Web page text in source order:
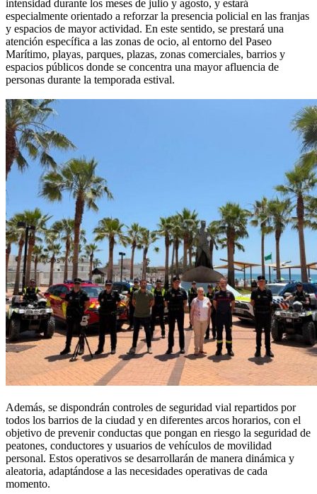
intensidad durante los meses de julio y agosto, y estará
especialmente orientado a reforzar la presencia policial en las franjas
y espacios de mayor actividad. En este sentido, se prestará una
atención específica a las zonas de ocio, al entorno del Paseo
Marítimo, playas, parques, plazas, zonas comerciales, barrios y
espacios públicos donde se concentra una mayor afluencia de
personas durante la temporada estival.
Además, se dispondrán controles de seguridad vial repartidos por
todos los barrios de la ciudad y en diferentes arcos horarios, con el
objetivo de prevenir conductas que pongan en riesgo la seguridad de
peatones, conductores y usuarios de vehículos de movilidad
personal. Estos operativos se desarrollarán de manera dinámica y
aleatoria, adaptándose a las necesidades operativas de cada
momento.